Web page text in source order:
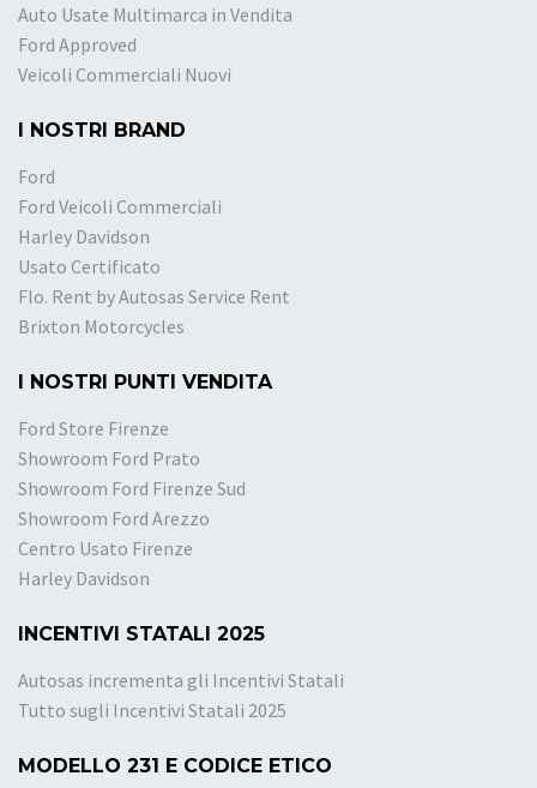
Auto Usate Multimarca in Vendita
Ford Approved
Veicoli Commerciali Nuovi
I NOSTRI BRAND
Ford
Ford Veicoli Commerciali
Harley Davidson
Usato Certificato
Flo. Rent by Autosas Service Rent
Brixton Motorcycles
I NOSTRI PUNTI VENDITA
Ford Store Firenze
Showroom Ford Prato
Showroom Ford Firenze Sud
Showroom Ford Arezzo
Centro Usato Firenze
Harley Davidson
INCENTIVI STATALI 2025
Autosas incrementa gli Incentivi Statali
Tutto sugli Incentivi Statali 2025
MODELLO 231 E CODICE ETICO